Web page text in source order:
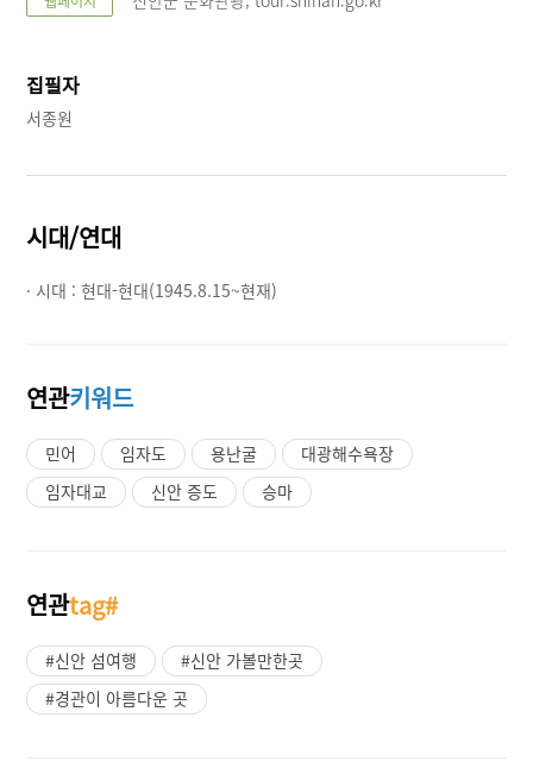
집필자
서종원
시대/연대
· 시대 :현대-현대(1945.8.15~현재)
연관키워드
민어 임자도 용난굴
대광해수욕장
임자대교
신안 증도 승마
연관tag#
#신안 섬여행
#신안 가볼만한곳
#경관이 아름다운 곳